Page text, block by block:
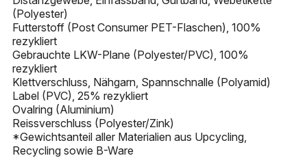
(Polyester)
Futterstoff (Post Consumer PET-Flaschen), 100%
rezykliert
Gebrauchte LKW-Plane (Polyester/PVC), 100%
rezykliert
Klettverschluss, Nähgarn, Spannschnalle (Polyamid)
Label (PVC), 25% rezykliert
Ovalring (Aluminium)
Reissverschluss (Polyester/Zink)
*Gewichtsanteil aller Materialien aus Upcycling,
Recycling sowie B-Ware